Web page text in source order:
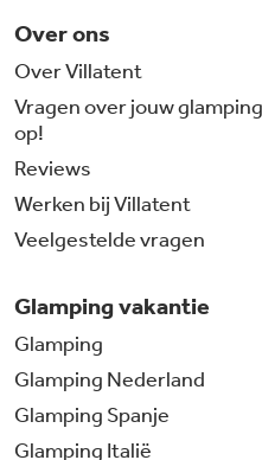
Over ons
Over Villatent
Vragen over jouw
op!
Reviews
Werken bij Villatent
Veelgestelde vragen
Glamping vakantie
Glamping
Glamping Nederland
Glamping Spanje
Glamping Italië